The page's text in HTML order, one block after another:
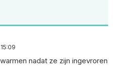
nadat ze zijn ingevroren